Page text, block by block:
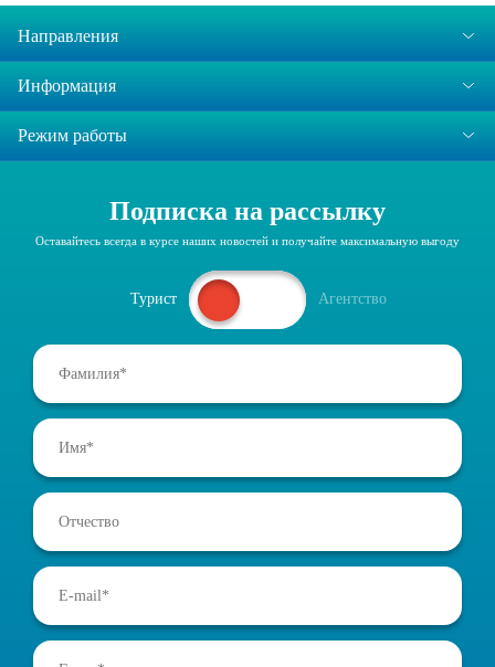
Направления
Информация
Режим работы
Подписка на рассылку
Оставайтесь всегда в курсе наших новостей и получайте максимальную выгоду
Турист Агентство